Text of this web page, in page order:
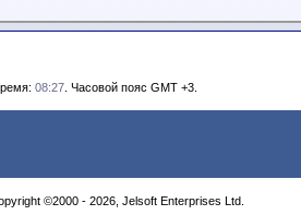
08:27 . Часовой пояс GMT +3.
©2000 - 2026, Jelsoft Enterprises Ltd.